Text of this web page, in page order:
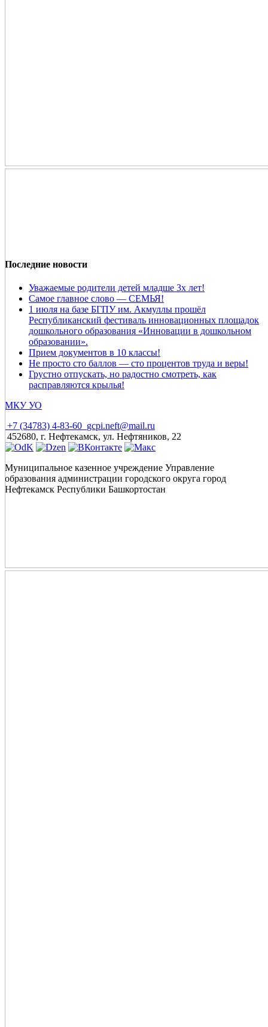
Последние новости
Уважаемые родители детей младше 3х лет!
Самое главное слово — СЕМЬЯ!
1 июля на базе БГПУ им. Акмуллы прошёл
Республиканский фестиваль инновационных площадок
дошкольного образования «Инновации в дошкольном
образовании».
Прием документов в 10 классы!
Не просто сто баллов — сто процентов труда и веры!
Грустно отпускать, но радостно смотреть, как
расправляются крылья!
МКУ УО
+7 (34783) 4-83-60 gcpi.neft@mail.ru
452680, г. Нефтекамск, ул. Нефтяников, 22
Муниципальное казенное учреждение Управление
образования администрации городского округа город
Нефтекамск Республики Башкортостан